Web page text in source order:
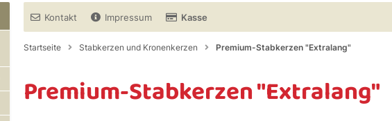
Kontakt Impressum Kasse
Startseite Stabkerzen und Kronenkerzen Premium-Stabkerzen "Extralang"
Premium-Stabkerzen "Extralang"